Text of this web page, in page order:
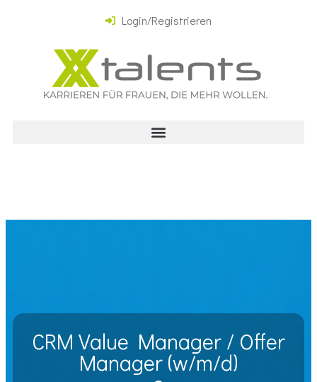
Login/Registrieren
CRM Value Manager / Offer
Manager (w/m/d)